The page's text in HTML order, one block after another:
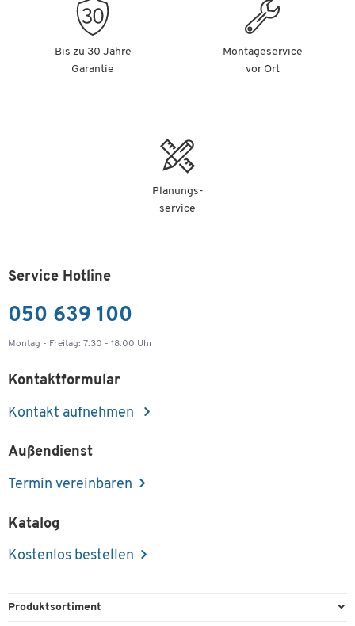
Bis zu 30 Jahre
Garantie
Montageservice
vor Ort
Planungs-
service
Service Hotline
050 639 100
Montag - Freitag: 7.30 - 18.00 Uhr
Kontaktformular
Kontakt aufnehmen
Außendienst
Termin vereinbaren
Katalog
Kostenlos bestellen
Produktsortiment